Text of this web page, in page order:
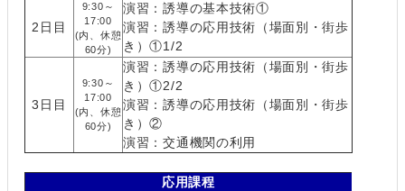
2日目
9:30～
17:00
(内、休憩
60分)
演習：誘導の基本技術①
演習：誘導の応用技術（場面別・街歩
き）①1/2
3日目
9:30～
17:00
(内、休憩
60分)
演習：誘導の応用技術（場面別・街歩
き）①2/2
演習：誘導の応用技術（場面別・街歩
き）②
演習：交通機関の利用
応用課程